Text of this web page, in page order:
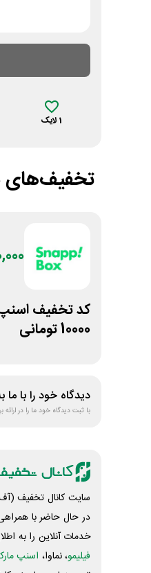
1 لایک
تخفیف‌های
کد تخفیف
10000 تومانی
دیدگاه خود را با ما
با ثبت دیدگاه خود ما را در
سایت کانال تخفیف
در حال حاضر با
خدمات آنلاین را به
فیلیمو، نماوا، اسنپ